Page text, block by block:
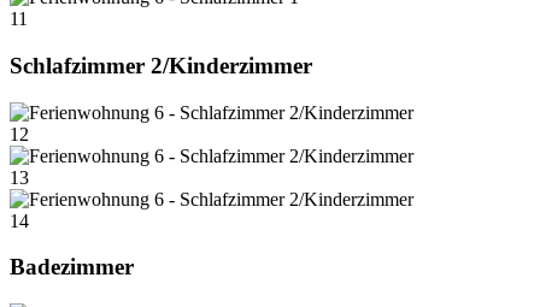
11
Schlafzimmer 2/Kinderzimmer
12
13
14
Badezimmer